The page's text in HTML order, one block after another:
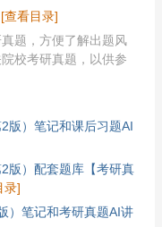
[查看目录]
题，方便了解出题风
校考研真题，以供参
版）笔记和课后习题AI
版）配套题库【考研真
录]
）笔记和考研真题AI讲